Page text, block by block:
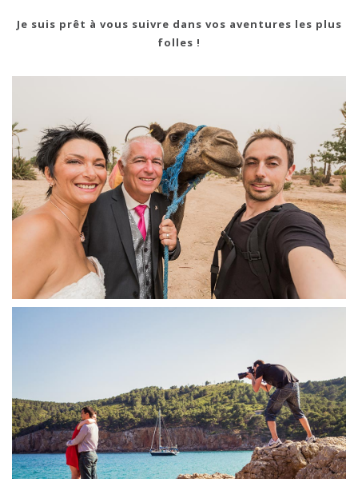
Je suis prêt à vous suivre dans vos aventures les plus
folles !